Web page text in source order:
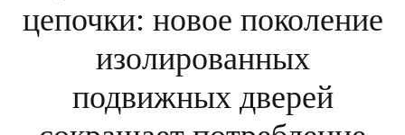
цепочки: новое поколение
изолированных
подвижных дверей